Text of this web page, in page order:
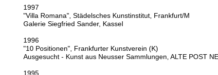
1997
"Villa Romana", Städelsches Kunstinstitut, Frankfurt/M
Galerie Siegfried Sander, Kassel
1996
"10 Positionen", Frankfurter Kunstverein (K)
Ausgesucht - Kunst aus Neusser Sammlungen, ALTE POST
1995